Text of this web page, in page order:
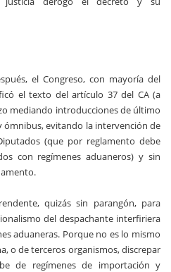
el Congreso, con mayoría del
el texto del artículo 37 del CA (a
mediando introducciones de último
evitando la intervención de
(que por reglamento debe
con regímenes aduaneros) y sin
quizás sin parangón, para
del despachante interfiriera
aduaneras. Porque no es lo mismo
o de terceros organismos, discrepar
de regímenes de importación y